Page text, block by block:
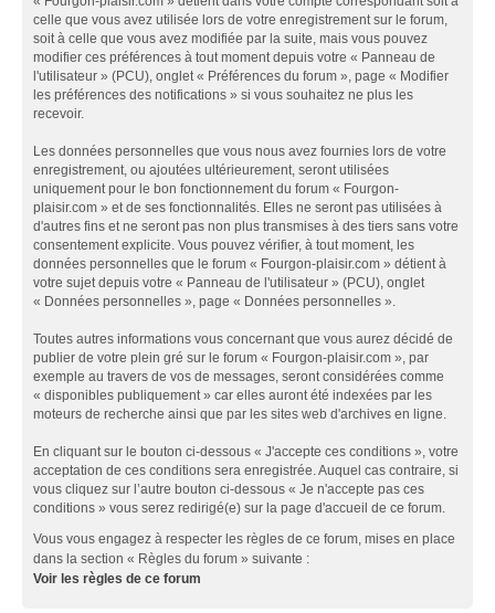
celle que vous avez utilisée lors de votre enregistrement sur le forum,
soit à celle que vous avez modifiée par la suite, mais vous pouvez
modifier ces préférences à tout moment depuis votre « Panneau de
l'utilisateur » (PCU), onglet « Préférences du forum », page « Modifier
les préférences des notifications » si vous souhaitez ne plus les
recevoir.
Les données personnelles que vous nous avez fournies lors de votre
enregistrement, ou ajoutées ultérieurement, seront utilisées
uniquement pour le bon fonctionnement du forum « Fourgon-
plaisir.com » et de ses fonctionnalités. Elles ne seront pas utilisées à
d'autres fins et ne seront pas non plus transmises à des tiers sans votre
consentement explicite. Vous pouvez vérifier, à tout moment, les
données personnelles que le forum « Fourgon-plaisir.com » détient à
votre sujet depuis votre « Panneau de l'utilisateur » (PCU), onglet
« Données personnelles », page « Données personnelles ».
Toutes autres informations vous concernant que vous aurez décidé de
publier de votre plein gré sur le forum « Fourgon-plaisir.com », par
exemple au travers de vos de messages, seront considérées comme
« disponibles publiquement » car elles auront été indexées par les
moteurs de recherche ainsi que par les sites web d'archives en ligne.
En cliquant sur le bouton ci-dessous « J'accepte ces conditions », votre
acceptation de ces conditions sera enregistrée. Auquel cas contraire, si
vous cliquez sur l’autre bouton ci-dessous « Je n'accepte pas ces
conditions » vous serez redirigé(e) sur la page d'accueil de ce forum.
Vous vous engagez à respecter les règles de ce forum, mises en place
dans la section « Règles du forum » suivante :
Voir les règles de ce forum